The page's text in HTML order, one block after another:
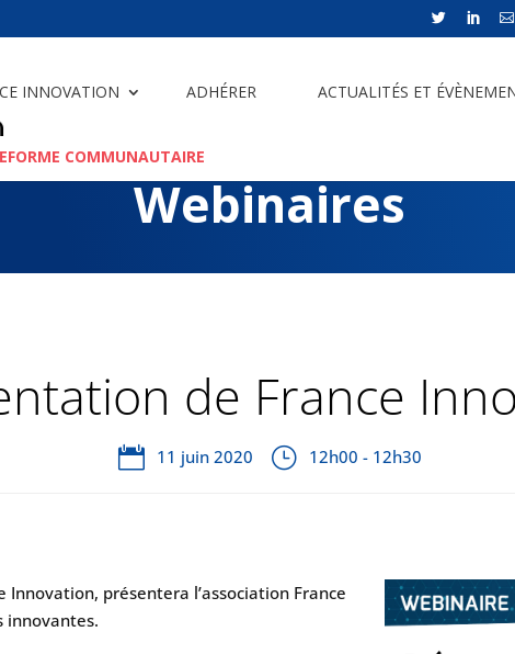
  
INNOVATION ADHÉRER ACTUALITÉS ET
COMMUNAUTAIRE
Webinaires
de France
11 juin 2020 12h00 - 12h30
Innovation, présentera l’association France
innovantes.